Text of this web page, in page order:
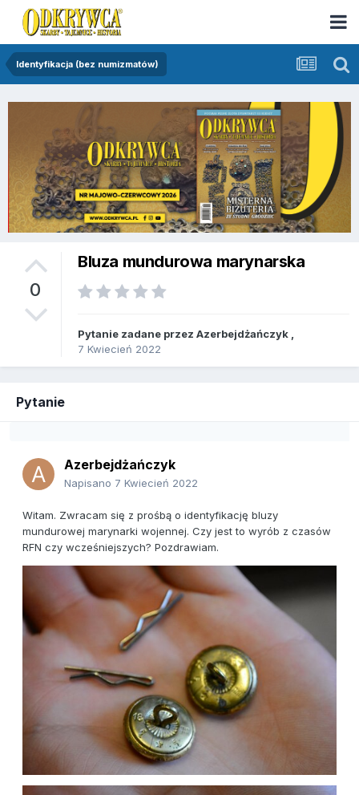
Identyfikacja (bez numizmatów)
0
Bluza mundurowa marynarska
Pytanie zadane przez Azerbejdżańczyk
7 Kwiecień 2022
Pytanie
Azerbejdżańczyk
Napisano 7 Kwiecień 2022
Witam. Zwracam się z prośbą o identyfikację bluzy
mundurowej marynarki wojennej. Czy jest to wyrób z czasów
RFN czy wcześniejszych? Pozdrawiam.